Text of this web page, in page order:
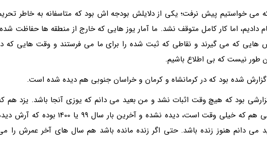
خواستیم پیش نرفت؛ یکی از دلایلش بودجه اش بود که متاسفانه به خاطر
اما کار کامل متوقف نشد. ما آمار یوز هایی که خارج از منطقه ها حفاظت
که می گیرند و نقاطی که ثبت شده را برای ما می فرستند و وقت هایی که
طور نیست که بی اطلاع باشیم.
شده بود که در کرمانشاه و کرمان و خراسان جنوبی هم دیده شده است.
بود که هیچ وقت اثبات نشد و من بعید می دانم که یوزی آنجا باشد. یزد هم
آخرین یوزش از بین رفت. در خراسان جنوبی هم که خیلی وقت است، دیده نشده و آخرین بار سال 99 یا 1400 بوده که
می دانم هنوز زنده باشد. حتی اگر زنده مانده باشد هم سال های آخر عمرش را